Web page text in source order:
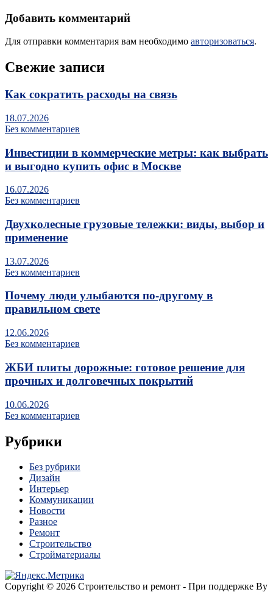
Добавить комментарий
Для отправки комментария вам необходимо авторизоваться.
Свежие записи
Как сократить расходы на связь
18.07.2026
Без комментариев
Инвестиции в коммерческие метры: как выбрать
и выгодно купить офис в Москве
16.07.2026
Без комментариев
Двухколесные грузовые тележки: виды, выбор и
применение
13.07.2026
Без комментариев
Почему люди улыбаются по‑другому в
правильном свете
12.06.2026
Без комментариев
ЖБИ плиты дорожные: готовое решение для
прочных и долговечных покрытий
10.06.2026
Без комментариев
Рубрики
Без рубрики
Дизайн
Интерьер
Коммуникации
Новости
Разное
Ремонт
Строительство
Стройматериалы
Copyright © 2026 Строительство и ремонт - При поддержке By